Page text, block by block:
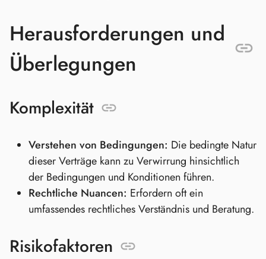
Herausforderungen und
Überlegungen
Komplexität
Verstehen von Bedingungen: Die bedingte Natur
dieser Verträge kann zu Verwirrung hinsichtlich
der Bedingungen und Konditionen führen.
Rechtliche Nuancen: Erfordern oft ein
umfassendes rechtliches Verständnis und Beratung.
Risikofaktoren